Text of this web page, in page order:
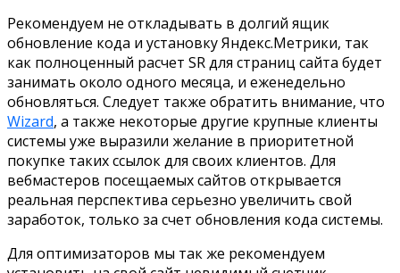
Рекомендуем не откладывать в долгий ящик
обновление кода и установку Яндекс.Метрики, так
как полноценный расчет SR для страниц сайта будет
занимать около одного месяца, и еженедельно
обновляться. Следует также обратить внимание, что
Wizard, а также некоторые другие крупные клиенты
системы уже выразили желание в приоритетной
покупке таких ссылок для своих клиентов. Для
вебмастеров посещаемых сайтов открывается
реальная перспектива серьезно увеличить свой
заработок, только за счет обновления кода системы.
Для оптимизаторов мы так же рекомендуем